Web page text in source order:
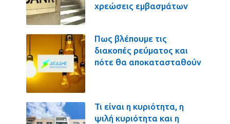
χρεώσεις εμβασμάτων
Πως βλέπουμε τις
διακοπές ρεύματος και
πότε θα αποκατασταθούν
Τι είναι η κυριότητα, η
ψιλή κυριότητα και η